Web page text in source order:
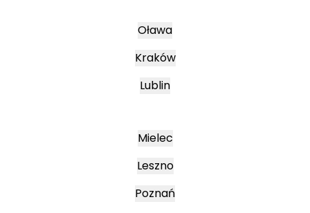
Oława
Kraków
Lublin
Mielec
Leszno
Poznań